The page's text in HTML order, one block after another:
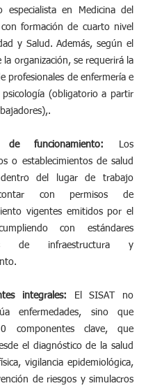
especialista en Medicina del
con formación de cuarto nivel
y Salud. Además, según el
la organización, se requerirá la
profesionales de enfermería e
psicología (obligatorio a partir
de funcionamiento: Los
o establecimientos de salud
dentro del lugar de trabajo
con permisos de
vigentes emitidos por el
con estándares
de infraestructura y
integrales: El SISAT no
enfermedades, sino que
componentes clave, que
el diagnóstico de la salud
vigilancia epidemiológica,
de riesgos y simulacros